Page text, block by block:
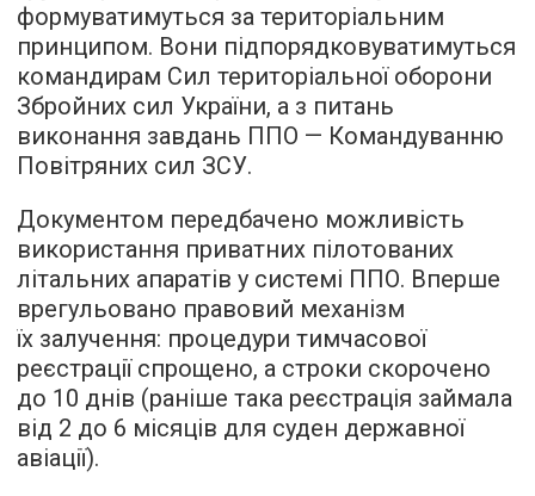
формуватимуться за територіальним
принципом. Вони підпорядковуватимуться
командирам Сил територіальної оборони
Збройних сил України, а з питань
виконання завдань ППО — Командуванню
Повітряних сил ЗСУ.
Документом передбачено можливість
використання приватних пілотованих
літальних апаратів у системі ППО. Вперше
врегульовано правовий механізм
їх залучення: процедури тимчасової
реєстрації спрощено, а строки скорочено
до 10 днів (раніше така реєстрація займала
від 2 до 6 місяців для суден державної
авіації).